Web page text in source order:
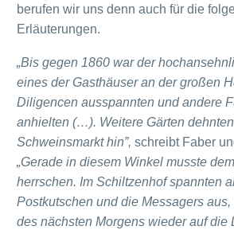
berufen wir uns denn auch für die
Erläuterungen.
„Bis gegen 1860 war der
eines der Gasthäuser an der großen
Diligencen ausspannten und andere
anhielten (…). Weitere Gärten
Schweinsmarkt hin”, schreibt Faber
„Gerade in diesem Winkel musste
herrschen. Im Schiltzenhof spannten
Postkutschen und die Messagers
des nächsten Morgens wieder auf die